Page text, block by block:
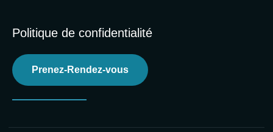
Politique de confidentialité
Prenez-Rendez-vous